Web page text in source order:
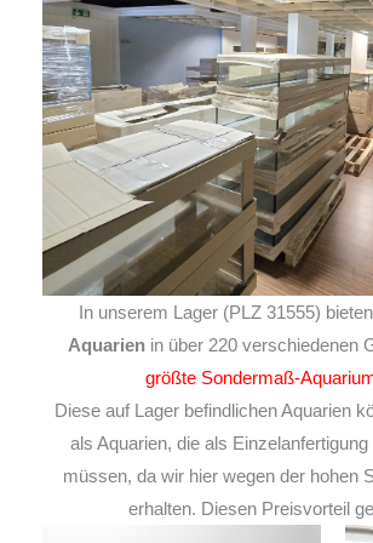
In unserem Lager (PLZ 31555)
Aquarien in über 220 verschiedenen
größte Sondermaß-
Diese auf Lager befindlichen Aquarien
als Aquarien, die als
müssen, da wir hier wegen der hohen
erhalten. Diesen Preisvorteil